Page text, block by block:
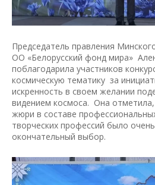
Председатель правления
ОО «Белорусский фонд мира»
поблагодарила участников
космическую тематику за
искренность в своем желании
видением космоса. Она
жюри в составе
творческих профессий было
окончательный выбор.